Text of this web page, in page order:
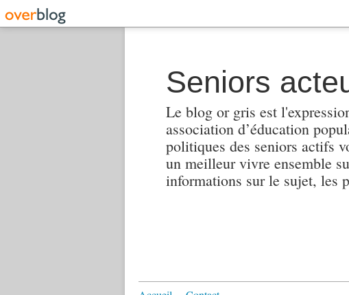
Seniors
Le blog or gris est
association d’éducation
politiques des seniors actifs
un meilleur vivre ensemble
informations sur le sujet, les